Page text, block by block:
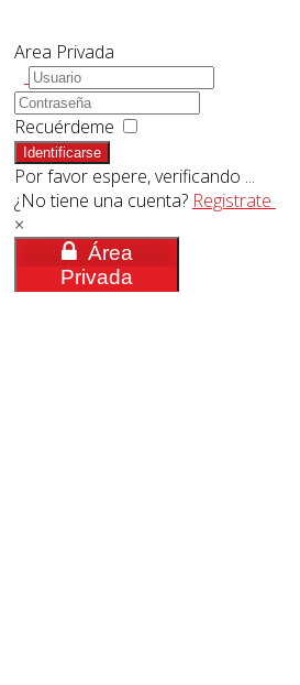
Area Privada
Recuérdeme
Identificarse
Por favor espere, verificando ...
¿No tiene una cuenta? Registrate
×
Área
Privada